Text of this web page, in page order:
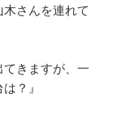
さんを連れて
きますが、一
？』